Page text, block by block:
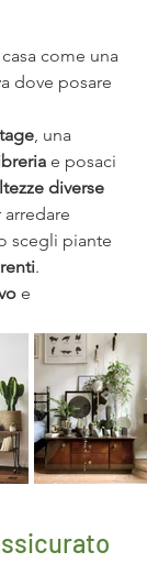
come una
dove posare
, una
e posaci
diverse
scegli piante
.
e